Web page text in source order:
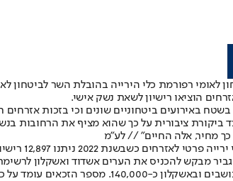
לביטחון לאומי רפורמת כלי הירייה בהובלת השר
באירועים ביטחוניים שונים וכי בזכות
ביקורת ציבורית על כך שהוא מציף את הרחובות
כך מחיר, אלה החיים" // לע"מ
מבקש להכניס את הערים אשדוד ואשקלון